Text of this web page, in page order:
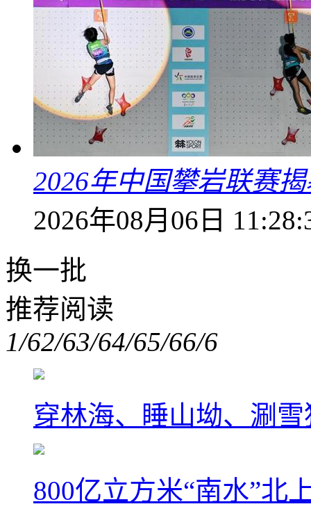
2026年中国攀岩联赛
2026年08月06日
换一批
推荐阅读
1/62/63/64/65/66/6
穿林海、睡山坳、涮
800亿立方米“南水”北